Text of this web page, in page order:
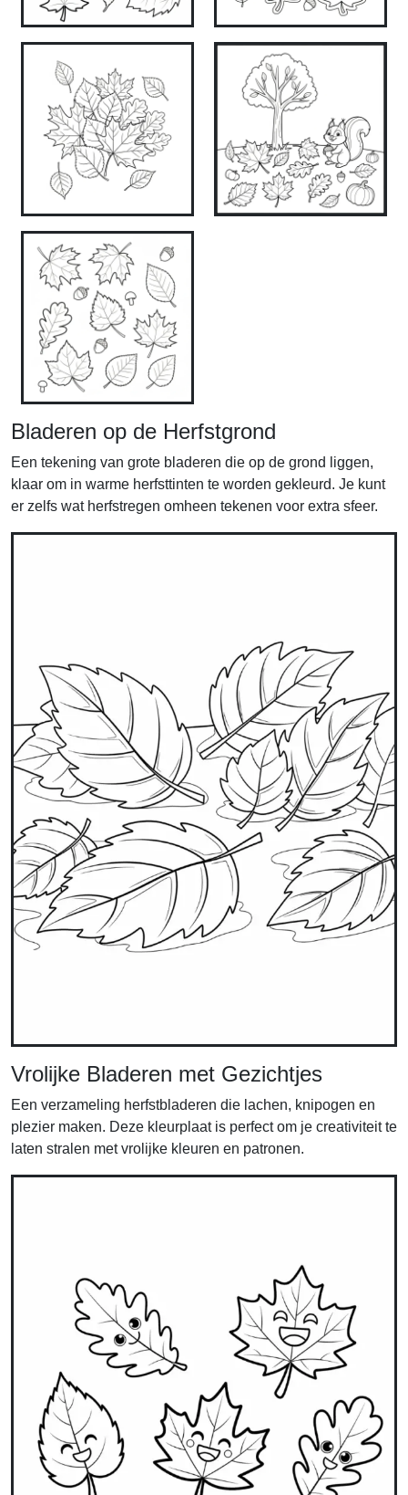
Bladeren op de Herfstgrond
Een tekening van grote bladeren die op de grond liggen,
klaar om in warme herfsttinten te worden gekleurd. Je kunt
er zelfs wat herfstregen omheen tekenen voor extra sfeer.
Vrolijke Bladeren met Gezichtjes
Een verzameling herfstbladeren die lachen, knipogen en
plezier maken. Deze kleurplaat is perfect om je creativiteit te
laten stralen met vrolijke kleuren en patronen.